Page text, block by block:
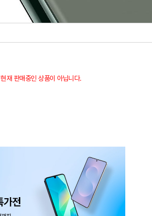
현재 판매중인 상품이 아닙니다.